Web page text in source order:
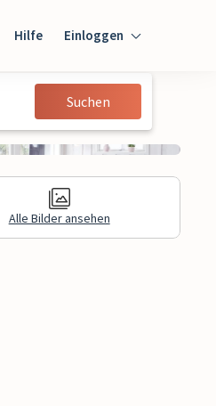
Hilfe Einloggen
Einloggen
Gast
Suchen
Alle Bilder ansehen